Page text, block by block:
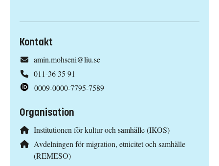
Kontakt
amin.mohseni@liu.se
011-36 35 91
0009-0000-7795-7589
Organisation
Institutionen för kultur och samhälle (IKOS)
Avdelningen för migration, etnicitet och samhälle
(REMESO)